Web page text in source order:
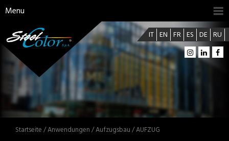
Menu
IT EN FR ES DE RU
Startseite /Anwendungen /Aufzugsbau / AUFZUG